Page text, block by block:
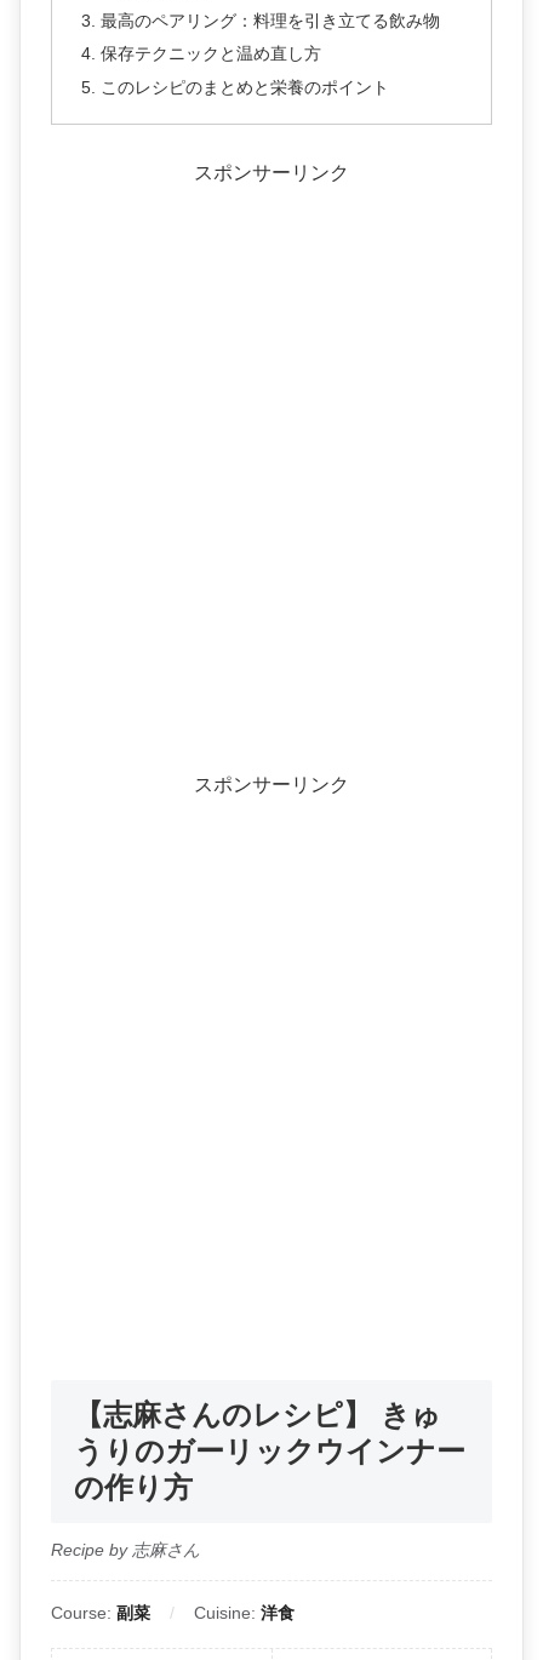
最高のペアリング：料理を引き立てる飲み物
保存テクニックと温め直し方
このレシピのまとめと栄養のポイント
スポンサーリンク
スポンサーリンク
【志麻さんのレシピ】 きゅ
うりのガーリックウインナー
の作り方
Recipe by 志麻さん
Course: 副菜 Cuisine: 洋食